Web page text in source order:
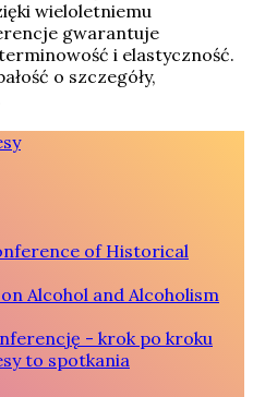
wieloletniemu
gwarantuje
i elastyczność.
o szczegóły,
of Historical
Alcohol and Alcoholism
- krok po kroku
to spotkania